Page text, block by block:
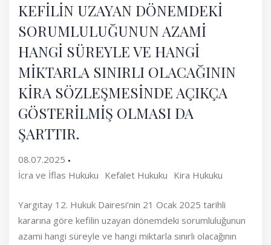
KEFİLİN UZAYAN DÖNEMDEKİ
SORUMLULUĞUNUN AZAMİ
HANGİ SÜREYLE VE HANGİ
MİKTARLA SINIRLI OLACAĞININ
KİRA SÖZLEŞMESİNDE AÇIKÇA
GÖSTERİLMİŞ OLMASI DA
ŞARTTIR.
08.07.2025
İcra ve İflas Hukuku Kefalet Hukuku Kira Hukuku
Yargıtay 12. Hukuk Dairesi’nin 21 Ocak 2025 tarihli
kararına göre kefilin uzayan dönemdeki sorumluluğunun
azami hangi süreyle ve hangi miktarla sınırlı olacağının